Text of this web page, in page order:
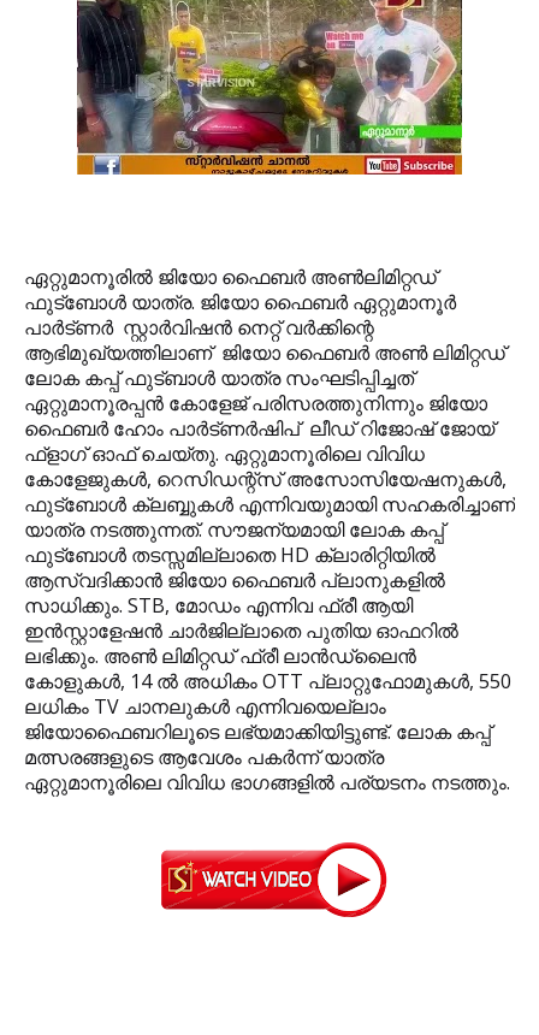
ഏറ്റുമാനൂരില്‍ ജിയോ ഫൈബര്‍ അണ്‍ലിമിറ്റഡ്
ഫുട്‌ബോള്‍ യാത്ര. ജിയോ ഫൈബര്‍ ഏറ്റുമാനൂര്‍
പാര്‍ട്ണര്‍ സ്റ്റാര്‍വിഷന്‍ നെറ്റ് വര്‍ക്കിന്റെ
ആഭിമുഖ്യത്തിലാണ് ജിയോ ഫൈബര്‍ അണ്‍ ലിമിറ്റഡ്
ലോക കപ്പ് ഫുട്ബാള്‍ യാത്ര സംഘടിപ്പിച്ചത്
ഏറ്റുമാനൂരപ്പന്‍ കോളേജ് പരിസരത്തുനിന്നും ജിയോ
ഫൈബര്‍ ഹോം പാര്‍ട്ണര്‍ഷിപ് ലീഡ് റിജോഷ് ജോയ്
ഫ്‌ളാഗ് ഓഫ് ചെയ്തു. ഏറ്റുമാനൂരിലെ വിവിധ
കോളേജുകള്‍, റെസിഡന്റ്‌സ് അസോസിയേഷനുകള്‍,
ഫുട്‌ബോള്‍ ക്ലബ്ബുകള്‍ എന്നിവയുമായി സഹകരിച്ചാണ്
യാത്ര നടത്തുന്നത്. സൗജന്യമായി ലോക കപ്പ്
ഫുട്‌ബോള്‍ തടസ്സമില്ലാതെ HD ക്ലാരിറ്റിയില്‍
ആസ്വദിക്കാന്‍ ജിയോ ഫൈബര്‍ പ്ലാനുകളില്‍
സാധിക്കും. STB, മോഡം എന്നിവ ഫ്രീ ആയി
ഇന്‍സ്റ്റാളേഷന്‍ ചാര്‍ജില്ലാതെ പുതിയ ഓഫറില്‍
ലഭിക്കും. അണ്‍ ലിമിറ്റഡ് ഫ്രീ ലാന്‍ഡ്ലൈന്‍
കോളുകള്‍, 14 ല്‍ അധികം OTT പ്ലാറ്റുഫോമുകള്‍, 550
ലധികം TV ചാനലുകള്‍ എന്നിവയെല്ലാം
ജിയോഫൈബറിലൂടെ ലഭ്യമാക്കിയിട്ടുണ്ട്. ലോക കപ്പ്
മത്സരങ്ങളുടെ ആവേശം പകര്‍ന്ന് യാത്ര
ഏറ്റുമാനൂരിലെ വിവിധ ഭാഗങ്ങളില്‍ പര്യടനം നടത്തും.